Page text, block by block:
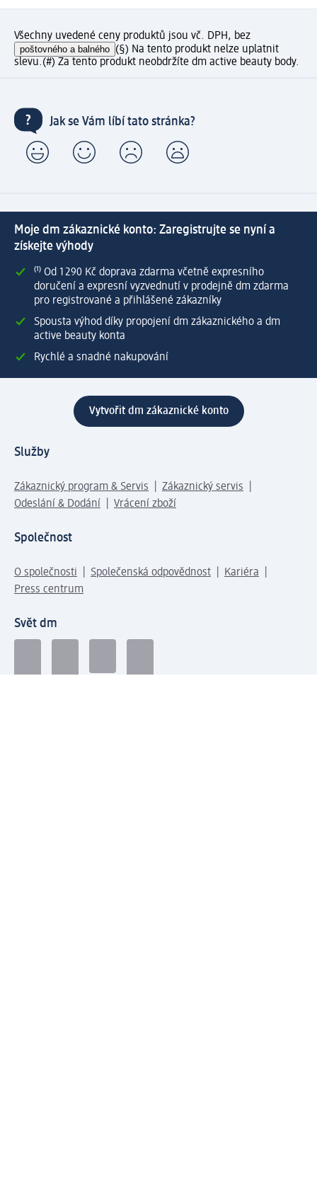
Všechny uvedené ceny produktů jsou vč. DPH, bez
poštovného a balného (§) Na tento produkt nelze uplatnit
slevu.(#) Za tento produkt neobdržíte dm active beauty body.
Jak se Vám líbí tato stránka?
Moje dm zákaznické konto: Zaregistrujte se nyní a
získejte výhody
⁽¹⁾ Od 1 290 Kč doprava zdarma včetně expresního
doručení a expresní vyzvednutí v prodejně dm zdarma
pro registrované a přihlášené zákazníky
Spousta výhod díky propojení dm zákaznického a dm
active beauty konta
Rychlé a snadné nakupování
Vytvořit dm zákaznické konto
Služby
Zákaznický program & Servis
Zákaznický servis
Odeslání & Dodání
Vrácení zboží
Společnost
O společnosti Společenská odpovědnost
Kariéra
Press centrum
Svět dm